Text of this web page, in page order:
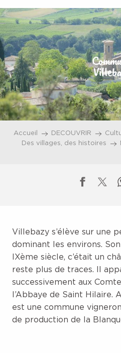
au
contenu
principal
Accueil DECOUVRIR
Des villages, des histoires
Villebazy s’élève sur une
dominant les environs.
IXème siècle, c’était un
reste plus de traces. Il
successivement aux
l’Abbaye de Saint Hilaire.
est une commune
de production de la